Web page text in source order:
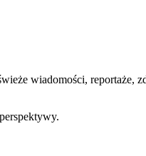
wiadomości, reportaże,